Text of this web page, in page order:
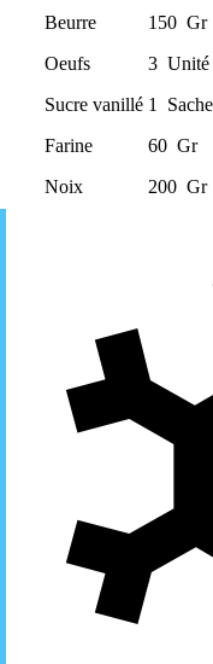
Beurre
150 Gr
Oeufs
3 Unité
Sucre vanillé 1
Farine
60 Gr
Noix
200 Gr